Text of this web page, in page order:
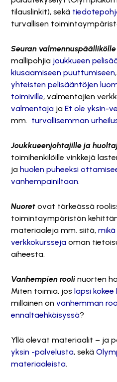
tilauslinkit), sekä
turvallisen
Seuran
mallipohjia joukkueen
kiusaamiseen puuttumiseen,
yhteisten pelisääntöjen
toimiville, valmentajien
valmentaja ja Et ole yksin-
mm. turvallisemman
Joukkueenjohtajille ja
toimihenkilöille vinkkejä
ja huolen puheeksi
vanhempainiltaan.
Nuoret ovat tärkeässä
toimintaympäristön
materiaaleja mm. siitä,
verkkokursseja oman
aiheesta.
Vanhempien rooli nuorten
Miten toimia, jos lapsi
millainen on vanhemman
ennaltaehkäisyssä?
Yllä olevat materiaalit – ja
yksin -palvelusta, sekä
materiaaleista.